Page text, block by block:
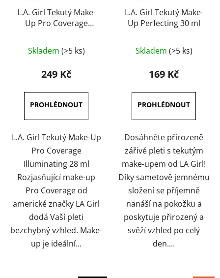
L.A. Girl Tekutý Make-
Up Pro Coverage
hodnocení
produktu
3,6
z
5
hvězdiček.
Skladem (>5 ks)
249 Kč
L.A. Girl Tekutý Make-Up
Pro Coverage
Illuminating 28 ml
Rozjasňující make-up
Pro Coverage od
americké značky LA Girl
dodá Vaší pleti
bezchybný vzhled. Make-
up je ideální...
L.A. Girl Tekutý Make-
Up Perfecting 30 ml
hodnocení
produktu
4,5
z
5
hvězdiček.
Skladem (>5 ks)
169 Kč
Dosáhněte přirozeně
zářivé pleti s tekutým
make-upem od LA Girl!
Díky sametově jemnému
složení se příjemně
nanáší na pokožku a
poskytuje přirozený a
svěží vzhled po celý
den....